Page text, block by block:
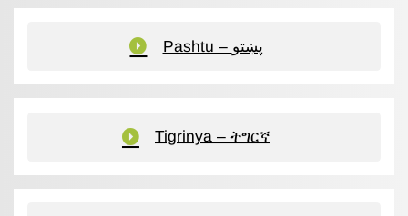
Pashtu – پښتو
Tigrinya – ትግርኛ